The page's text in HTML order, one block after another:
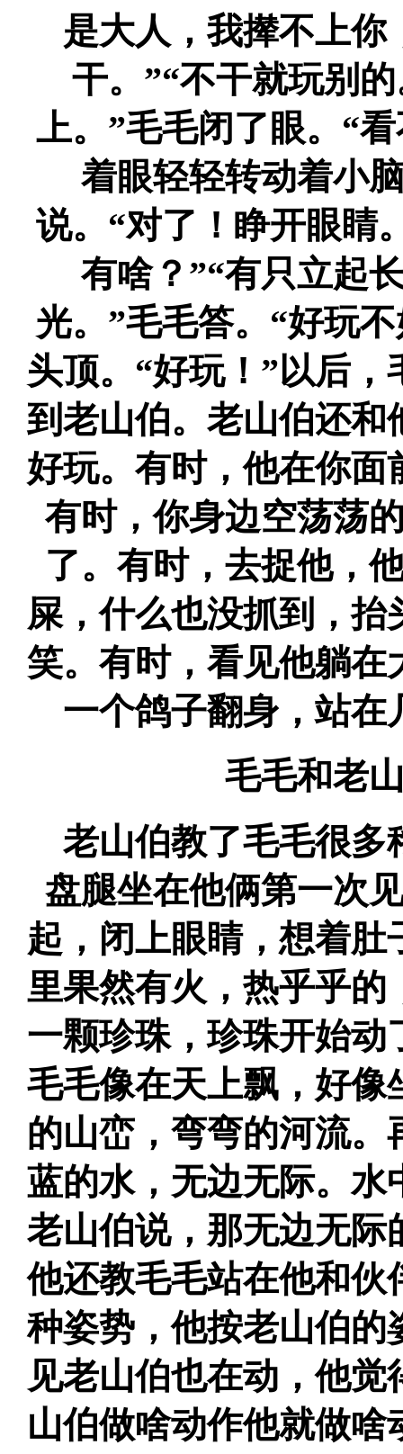
是大人，我撵不上你
干。”“不干就玩别
上。”毛毛闭了眼。“
着眼轻轻转动着小
说。“对了！睁开眼睛
有啥？”“有只立起
光。”毛毛答。“好玩
头顶。“好玩！”以后
到老山伯。老山伯还和
好玩。有时，他在你
有时，你身边空荡荡
了。有时，去捉他，
屎，什么也没抓到，
笑。有时，看见他躺在
一个鸽子翻身，站在
毛毛和老
老山伯教了毛毛很多
盘腿坐在他俩第一次
起，闭上眼睛，想着
里果然有火，热乎乎的
一颗珍珠，珍珠开始
毛毛像在天上飘，好像
的山峦，弯弯的河流
蓝的水，无边无际。水
老山伯说，那无边无际
他还教毛毛站在他和伙
种姿势，他按老山伯的
见老山伯也在动，他
山伯做啥动作他就做